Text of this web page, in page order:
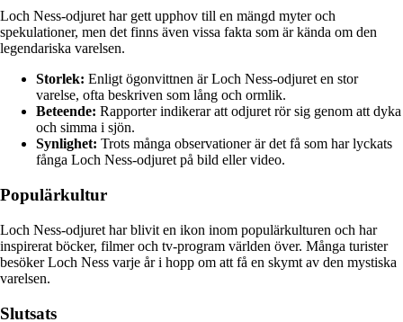
Loch Ness-odjuret har gett upphov till en mängd myter och
spekulationer, men det finns även vissa fakta som är kända om den
legendariska varelsen.
Storlek: Enligt ögonvittnen är Loch Ness-odjuret en stor
varelse, ofta beskriven som lång och ormlik.
Beteende: Rapporter indikerar att odjuret rör sig genom att dyka
och simma i sjön.
Synlighet: Trots många observationer är det få som har lyckats
fånga Loch Ness-odjuret på bild eller video.
Populärkultur
Loch Ness-odjuret har blivit en ikon inom populärkulturen och har
inspirerat böcker, filmer och tv-program världen över. Många turister
besöker Loch Ness varje år i hopp om att få en skymt av den mystiska
varelsen.
Slutsats